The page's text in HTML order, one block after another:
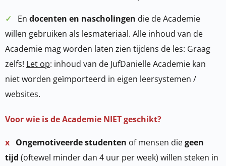
✓ En docenten en nascholingen die de Academie
willen gebruiken als lesmateriaal. Alle inhoud van de
Academie mag worden laten zien tijdens de les: Graag
zelfs! Let op: inhoud van de JufDanielle Academie kan
niet worden geïmporteerd in eigen leersystemen /
websites.
Voor wie is de Academie NIET geschikt?
x Ongemotiveerde studenten of mensen diegeen
tijd (oftewel minder dan 4 uur per week) willen steken in